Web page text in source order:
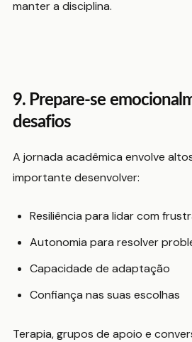
manter a disciplina.
9. Prepare-se
desafios
A jornada acadêmica envolve
importante desenvolver:
Resiliência para lidar com
Autonomia para resolver
Capacidade de adaptação
Confiança nas suas escolhas
Terapia, grupos de apoio e